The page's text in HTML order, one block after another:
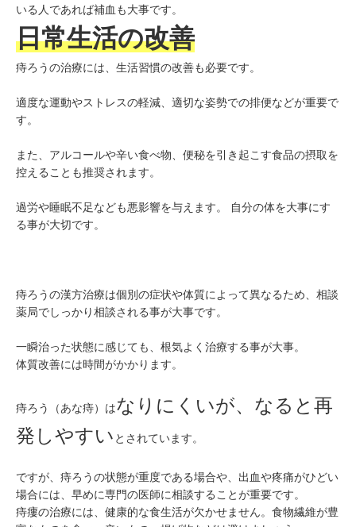
いる人であれば補血も大事です。
日常生活の改善
痔ろうの治療には、生活習慣の改善も必要です。
適度な運動やストレスの軽減、適切な姿勢での排便などが重要で
す。
また、アルコールや辛い食べ物、便秘を引き起こす食品の摂取を
控えることも推奨されます。
過労や睡眠不足なども悪影響を与えます。 自分の体を大事にす
る事が大切です。
痔ろうの漢方治療は個別の症状や体質によって異なるため、相談
薬局でしっかり相談される事が大事です。
一瞬治った状態に感じても、根気よく治療する事が大事。
体質改善には時間がかかります。
痔ろう（あな痔）はなりにくいが、なると再
発しやすい とされています。
ですが、痔ろうの状態が重度である場合や、出血や疼痛がひどい
場合には、早めに専門の医師に相談することが重要です。
痔瘻の治療には、健康的な食生活が欠かせません。食物繊維が豊